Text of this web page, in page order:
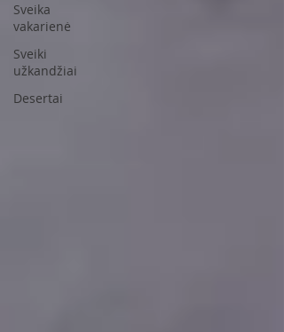
Sveika
vakarienė
Sveiki
užkandžiai
Desertai